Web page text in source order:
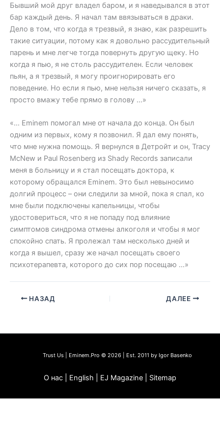
Бывший мой друг владел баром, и я наведывался в этот
бар каждый день. Я начал там ввязываться в драки.
Дело в том, что когда я трезвый, я знаю, как разрешить
такие ситуации, потому как я довольно рассудительный
парень и мне легче тогда повернуть другую щеку. Но
когда я пью, я не столь рассудителен. Если человек
пьян, а я трезвый, я могу проигнорировать его
поведение. Но если я пью, мне нельзя ничего сказать, я
просто вмажу тебе прямо в голову …»
«… Eminem помогал мне от начала до конца. Он был
одним из первых, кому я позвонил. Я дал ему понять,
что мне нужна помощь. Я вернулся в Детройт и он, Tracy
McNew и Paul Rosenberg из Shady Records записали
меня в больницу и я стал посещать доктора, к
которому обращался Eminem. Это был невыносимо
долгий процесс – они следили за мной, пока я спал, ко
мне были подключены капельницы, чтобы
удостовериться, что я не попаду под влияние
симптомов синдрома отмены алкоголя и чтобы я мог
спокойно спать. Я пролежал там несколько дней и
когда я вышел, сразу же начал посещать своего
психотерапевта, которого до сих пор посещаю …»
НАЗАД ДАЛЕЕ
Trust Us | Eminem.Pro © 2026 | Est. 2011 by Igor Basenko
О нас | English | EJ Magazine | Sitemap